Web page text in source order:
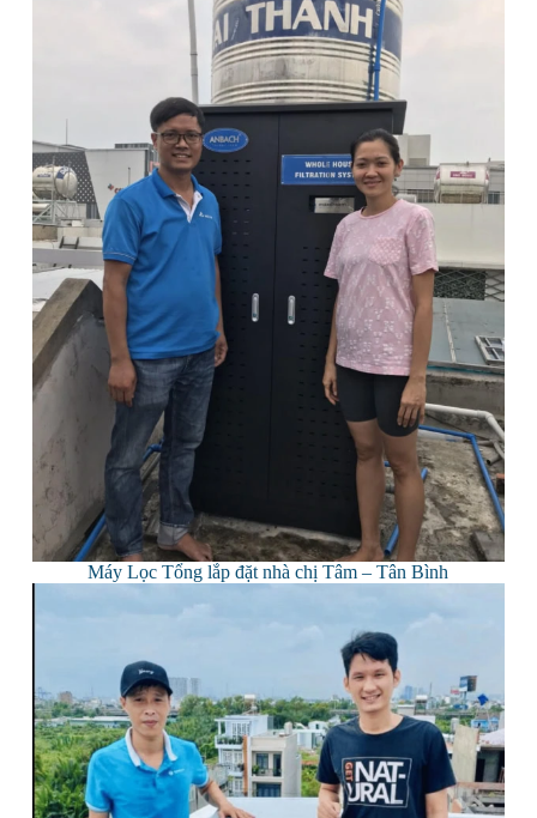
Máy Lọc Tổng lắp đặt nhà chị Tâm – Tân Bình